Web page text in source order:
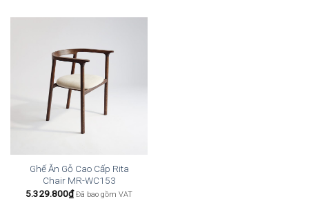
Ghế Ăn Gỗ Cao Cấp Rita
Chair MR-WC153
5.329.800₫ Đã bao gồm VAT